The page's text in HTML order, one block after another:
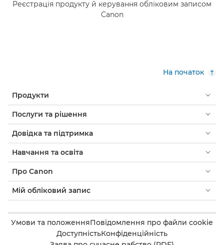
Реєстрація продукту й керування обліковим записом
Canon
На початок
Продукти
Послуги та рішення
Довідка та підтримка
Навчання та освіта
Про Canon
Мій обліковий запис
Умови та положенняПовідомлення про файли cookie
ДоступністьКонфіденційність